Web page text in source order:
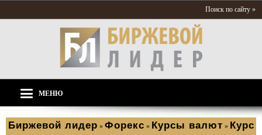
Поиск по сайту »
МЕНЮ
Биржевой лидер » Форекс » Курсы валют » Курс